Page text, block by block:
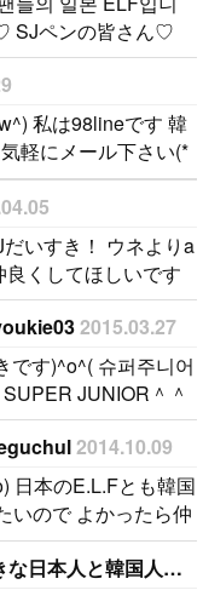
요！
ca
frie
SJペンの皆さん♡
〜！ 絡みましょ
私は98lineです 韓
軽にメール下さい(*
いすき！ ウネよりa
良くしてほしいです
2015.03.27
です)^o^( 슈퍼주니어
JUNIOR＾＾
達になってください
지내주세요！ I hop
!..
2014.10.09
日本のE.L.Fとも韓国
いので よかったら仲
SUPERJUNIORが大好きな日本人と韓国人いますか♥？